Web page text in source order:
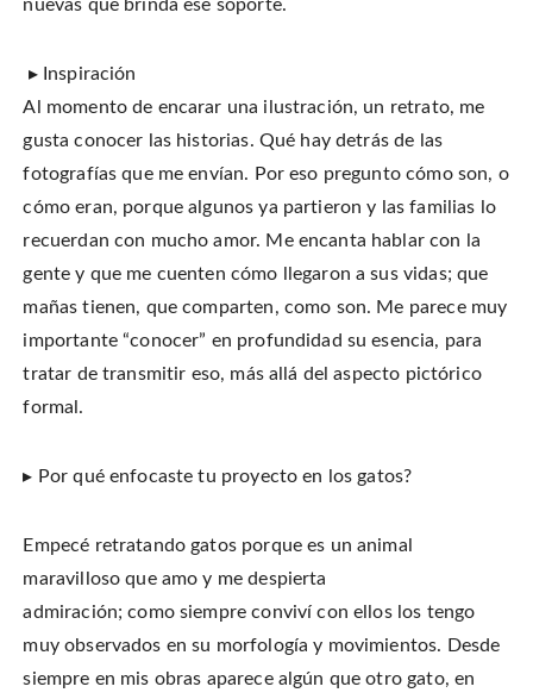
nuevas que brinda ese soporte.
▸ Inspiración
Al momento de encarar una ilustración, un retrato, me
gusta conocer las historias. Qué hay detrás de las
fotografías que me envían. Por eso pregunto cómo son, o
cómo eran, porque algunos ya partieron y las familias lo
recuerdan con mucho amor. Me encanta hablar con la
gente y que me cuenten cómo llegaron a sus vidas; que
mañas tienen, que comparten, como son. Me parece muy
importante “conocer” en profundidad su esencia, para
tratar de transmitir eso, más allá del aspecto pictórico
formal.
▸ Por qué enfocaste tu proyecto en los gatos?
Empecé retratando gatos porque es un animal
maravilloso que amo y me despierta
admiración; como siempre conviví con ellos los tengo
muy observados en su morfología y movimientos. Desde
siempre en mis obras aparece algún que otro gato, en